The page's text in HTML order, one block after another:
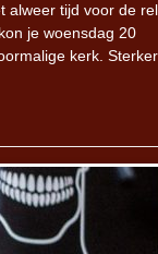
alweer tijd voor de
je woensdag 20
kerk.